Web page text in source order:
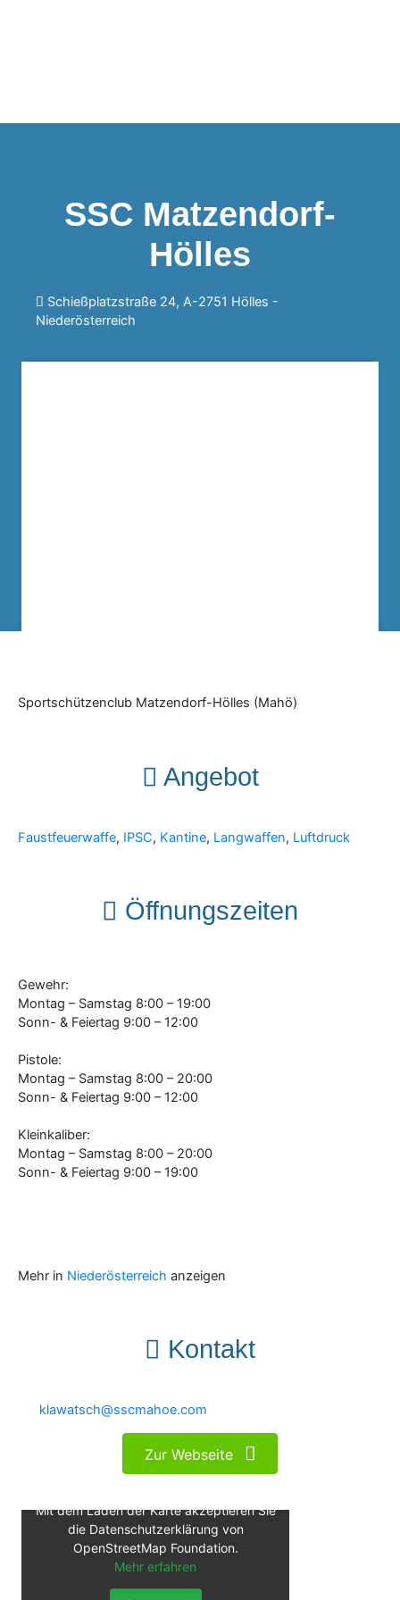
SSC Matzendorf-
Hölles
Schießplatzstraße 24, A-2751 Hölles -
Niederösterreich
Kontakt
klawatsch@sscmahoe.com
Zur Webseite
Mit dem Laden der Karte akzeptieren Sie
die Datenschutzerklärung von
OpenStreetMap Foundation.
Mehr erfahren
Sportschützenclub Matzendorf-Hölles (Mahö)
Angebot
Faustfeuerwaffe, IPSC, Kantine, Langwaffen, Luftdruck
Öffnungszeiten
Gewehr:
Montag – Samstag 8:00 – 19:00
Sonn- & Feiertag 9:00 – 12:00
Pistole:
Montag – Samstag 8:00 – 20:00
Sonn- & Feiertag 9:00 – 12:00
Kleinkaliber:
Montag – Samstag 8:00 – 20:00
Sonn- & Feiertag 9:00 – 19:00
Mehr in Niederösterreich anzeigen